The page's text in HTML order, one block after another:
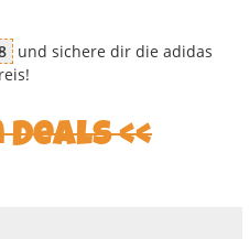
und sichere dir die adidas
Deals <<